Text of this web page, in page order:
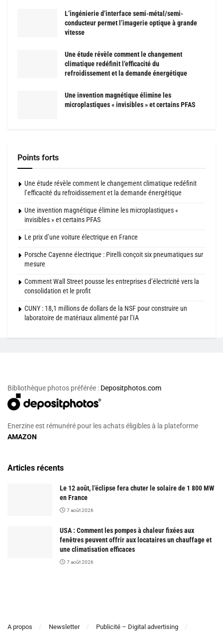
L’ingénierie d’interface semi-métal/semi-
conducteur permet l’imagerie optique à grande
vitesse
Une étude révèle comment le changement
climatique redéfinit l’efficacité du
refroidissement et la demande énergétique
Une invention magnétique élimine les
microplastiques « invisibles » et certains PFAS
Points forts
Une étude révèle comment le changement climatique redéfinit
l’efficacité du refroidissement et la demande énergétique
Une invention magnétique élimine les microplastiques «
invisibles » et certains PFAS
Le prix d’une voiture électrique en France
Porsche Cayenne électrique : Pirelli conçoit six pneumatiques sur
mesure
Comment Wall Street pousse les entreprises d’électricité vers la
consolidation et le profit
CUNY : 18,1 millions de dollars de la NSF pour construire un
laboratoire de matériaux alimenté par l’IA
Bibliothèque photos préférée : Depositphotos.com
Enerzine est rémunéré pour les achats éligibles à la plateforme
AMAZON
Articles récents
Le 12 août, l’éclipse fera chuter le solaire de 1 800 MW
en France
7 août 2026
USA : Comment les pompes à chaleur fixées aux
fenêtres peuvent offrir aux locataires un chauffage et
une climatisation efficaces
7 août 2026
A propos Newsletter Publicité – Digital advertising